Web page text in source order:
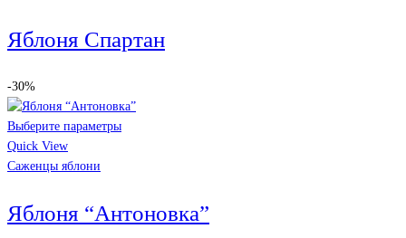
Яблоня Спартан
-30%
Выберите параметры
Quick View
Саженцы яблони
Яблоня “Антоновка”